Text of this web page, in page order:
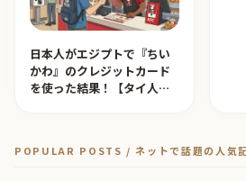
日本人がエジプトで『ちい
かわ』のクレジットカード
を使った結果！【タイ人の
POPULAR POSTS / ネットで話題の人気